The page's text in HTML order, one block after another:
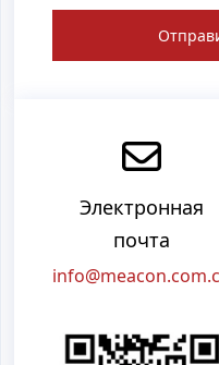
Электронная
почта